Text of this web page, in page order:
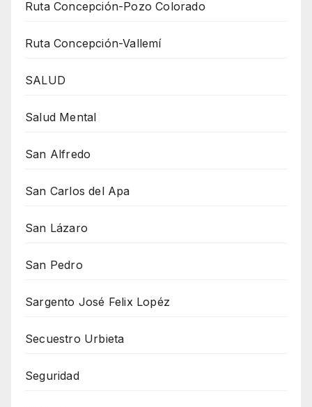
Ruta Concepción-Pozo Colorado
Ruta Concepción-Vallemí
SALUD
Salud Mental
San Alfredo
San Carlos del Apa
San Lázaro
San Pedro
Sargento José Felix Lopéz
Secuestro Urbieta
Seguridad